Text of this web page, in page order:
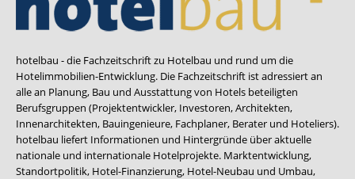
hotelbau - die Fachzeitschrift zu Hotelbau und rund um die
Hotelimmobilien-Entwicklung. Die Fachzeitschrift ist adressiert an
alle an Planung, Bau und Ausstattung von Hotels beteiligten
Berufsgruppen (Projektentwickler, Investoren, Architekten,
Innenarchitekten, Bauingenieure, Fachplaner, Berater und Hoteliers).
hotelbau liefert Informationen und Hintergründe über aktuelle
nationale und internationale Hotelprojekte. Marktentwicklung,
Standortpolitik, Hotel-Finanzierung, Hotel-Neubau und Umbau,